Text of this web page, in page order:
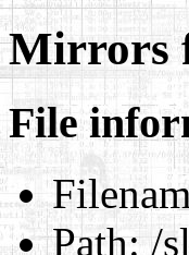
Mirrors
File
Path:/